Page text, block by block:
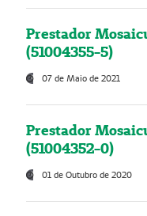
Prestador
(51004355-5)
07 de Maio de 2021
Prestador
(51004352-0)
01 de Outubro de 2020